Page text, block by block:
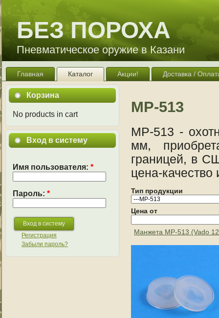
БЕЗ ПОРОХА
Пневматическое оружие в Казани
Главная Каталог Акции! Доставка /
Корзина
No products in cart
Вход в систему
Имя пользователя: *
Пароль: *
Регистрация
Забыли пароль?
МР-513
МР-513 -
мм,
границей, в
цена-
Тип продукции
Цена от
Манжета МР-513 (Vado